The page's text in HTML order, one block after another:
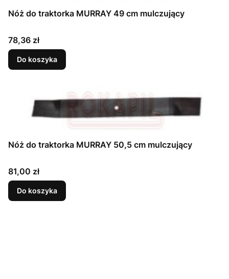
Nóż do traktorka MURRAY 49 cm mulczujący
Cena
78,36 zł
Do koszyka
Nóż do traktorka MURRAY 50,5 cm mulczujący
Cena
81,00 zł
Do koszyka